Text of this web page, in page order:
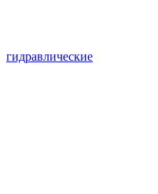
гидравлические